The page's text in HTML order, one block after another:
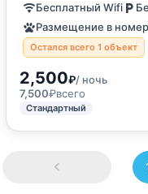
Бесплатный Wifi
Размещение в
Остался всего 1 объект
2,500₽/ ночь
7,500₽всего
Стандартный